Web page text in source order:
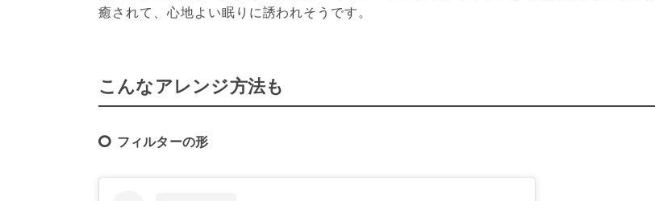
癒されて、心地よい眠りに誘われそうです。
こんなアレンジ方法も
フィルターの形